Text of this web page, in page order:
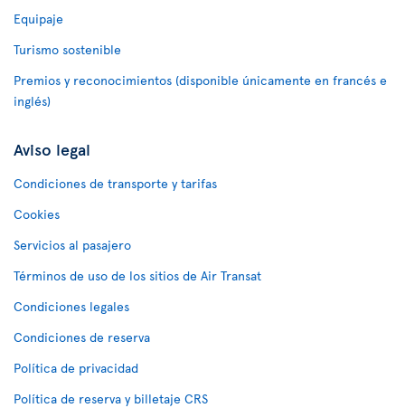
Equipaje
Turismo sostenible
Premios y reconocimientos (disponible únicamente en francés e
inglés)
Aviso legal
Condiciones de transporte y tarifas
Cookies
Servicios al pasajero
Términos de uso de los sitios de Air Transat
Condiciones legales
Condiciones de reserva
Política de privacidad
Política de reserva y billetaje CRS